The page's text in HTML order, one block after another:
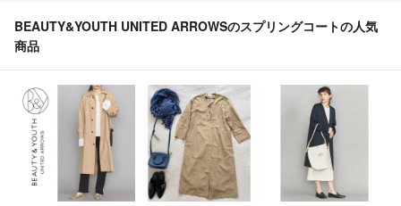
BEAUTY&YOUTH UNITED ARROWSのスプリングコートの人気
商品